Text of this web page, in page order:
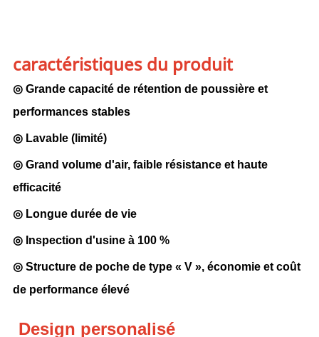
caractéristiques du produit
◎ Grande capacité de rétention de poussière et
performances stables
◎ Lavable (limité)
◎ Grand volume d'air, faible résistance et haute
efficacité
◎ Longue durée de vie
◎ Inspection d'usine à 100 %
◎ Structure de poche de type « V », économie et coût
de performance élevé
Design personalisé